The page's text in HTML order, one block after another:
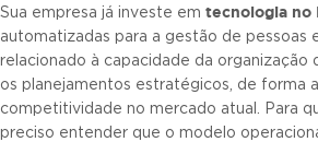
Sua empresa já investe em tecnologia no
automatizadas para a gestão de pessoas
relacionado à capacidade da organização
os planejamentos estratégicos, de forma
competitividade no mercado atual. Para
preciso entender que o modelo